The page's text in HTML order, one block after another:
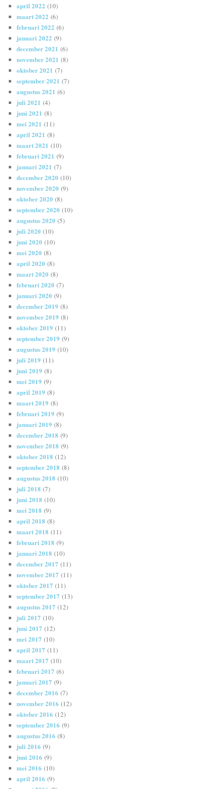
april 2022 (10)
maart 2022 (6)
februari 2022 (6)
januari 2022 (9)
december 2021 (6)
november 2021 (8)
oktober 2021 (7)
september 2021 (7)
augustus 2021 (6)
juli 2021 (4)
juni 2021 (8)
mei 2021 (11)
april 2021 (8)
maart 2021 (10)
februari 2021 (9)
januari 2021 (7)
december 2020 (10)
november 2020 (9)
oktober 2020 (8)
september 2020 (10)
augustus 2020 (5)
juli 2020 (10)
juni 2020 (10)
mei 2020 (8)
april 2020 (8)
maart 2020 (8)
februari 2020 (7)
januari 2020 (9)
december 2019 (8)
november 2019 (8)
oktober 2019 (11)
september 2019 (9)
augustus 2019 (10)
juli 2019 (11)
juni 2019 (8)
mei 2019 (9)
april 2019 (8)
maart 2019 (8)
februari 2019 (9)
januari 2019 (8)
december 2018 (9)
november 2018 (9)
oktober 2018 (12)
september 2018 (8)
augustus 2018 (10)
juli 2018 (7)
juni 2018 (10)
mei 2018 (9)
april 2018 (8)
maart 2018 (11)
februari 2018 (9)
januari 2018 (10)
december 2017 (11)
november 2017 (11)
oktober 2017 (11)
september 2017 (13)
augustus 2017 (12)
juli 2017 (10)
juni 2017 (12)
mei 2017 (10)
april 2017 (11)
maart 2017 (10)
februari 2017 (6)
januari 2017 (9)
december 2016 (7)
november 2016 (12)
oktober 2016 (12)
september 2016 (9)
augustus 2016 (8)
juli 2016 (9)
juni 2016 (9)
mei 2016 (10)
april 2016 (9)